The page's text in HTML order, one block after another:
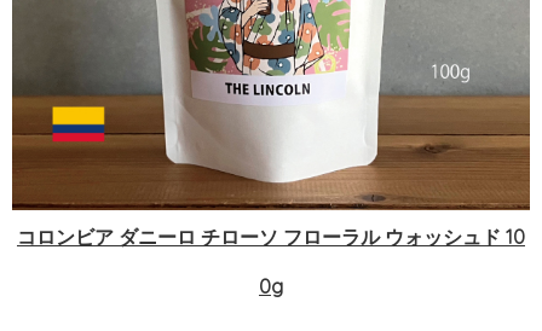
コロンビア ダニーロ チローソ フローラル ウォッシュド 10
0g